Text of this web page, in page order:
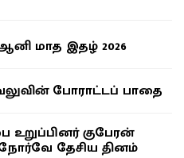
மாத இதழ் 2026
போராட்டப் பாதை
குபேரன்
தேசிய தினம்